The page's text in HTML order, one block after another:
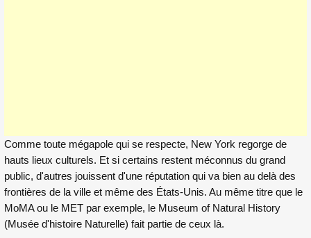
Comme toute mégapole qui se respecte, New York regorge de
hauts lieux culturels. Et si certains restent méconnus du grand
public, d'autres jouissent d'une réputation qui va bien au delà des
frontières de la ville et même des États-Unis. Au même titre que le
MoMAou le MET par exemple, le Museum of Natural History
(Musée d'histoire Naturelle) fait partie de ceux là.